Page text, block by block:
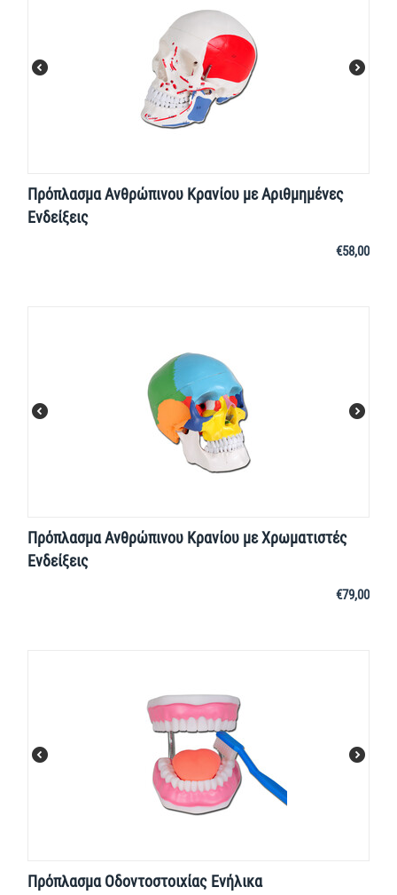
Πρόπλασμα Ανθρώπινου Κρανίου με Αριθμημένες
Ενδείξεις
€58,00
Πρόπλασμα Ανθρώπινου Κρανίου με Χρωματιστές
Ενδείξεις
€79,00
Πρόπλασμα Οδοντοστοιχίας Ενήλικα